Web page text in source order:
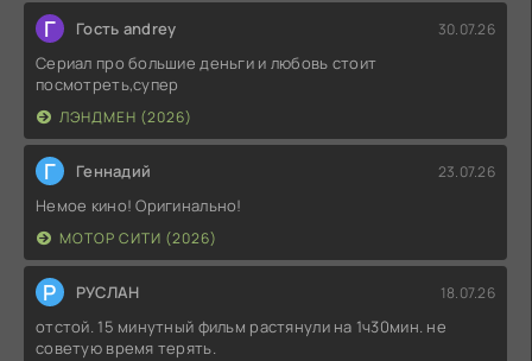
Г Гость andrey 30.07.26
Сериал про большие деньги и любовь стоит
посмотреть,супер
ЛЭНДМЕН (2026)
Г Геннадий 23.07.26
Немое кино! Оригинально!
МОТОР СИТИ (2026)
Р РУСЛАН 18.07.26
отстой. 15 минутный фильм растянули на 1ч30мин. не
советую время терять.